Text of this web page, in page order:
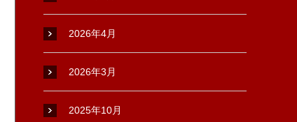
2026年4月
2026年3月
2025年10月